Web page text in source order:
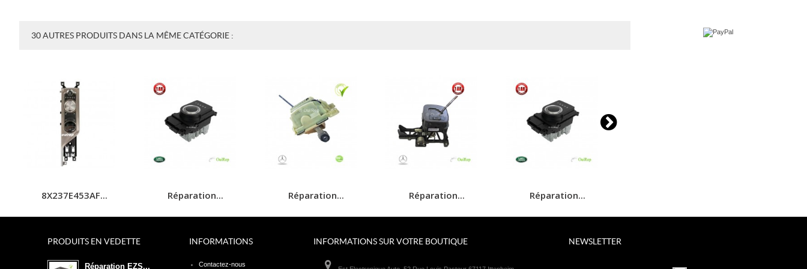
30 AUTRES PRODUITS DANS LA MÊME CATÉGORIE :
8X237E453AF... Réparation... Réparation... Réparation... Réparation...
PRODUITS EN VEDETTE
Réparation EZS...
INFORMATIONS
Contactez-nous
INFORMATIONS SUR VOTRE BOUTIQUE NEWSLETTER